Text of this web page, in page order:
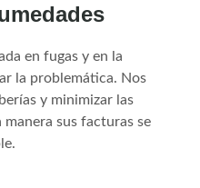
en fugas y en la
la problemática. Nos
y minimizar las
manera sus facturas se